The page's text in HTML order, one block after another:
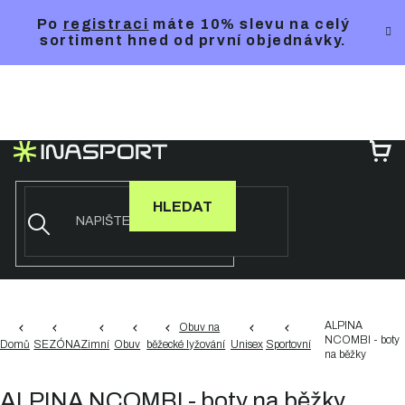
Po registraci máte 10% slevu na celý
sortiment hned od první objednávky.
HLEDAT
Domů SEZÓNAZimní Obuv
Obuv na
běžecké lyžování Unisex Sportovní
ALPINA
NCOMBI - boty
na běžky